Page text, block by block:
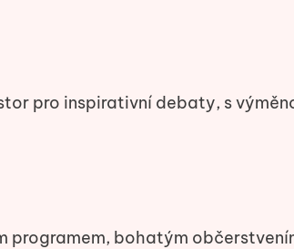
pro inspirativní debaty, s
programem, bohatým